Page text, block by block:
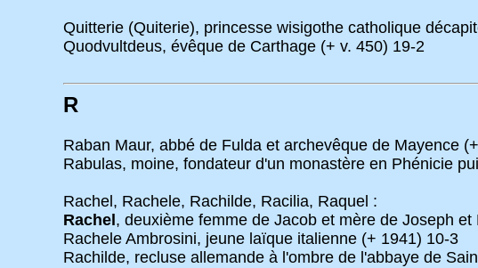
Quitterie (Quiterie), princesse wisigothe catholique
Quodvultdeus, évêque de Carthage (+ v. 450) 19-2
R
Raban Maur, abbé de Fulda et archevêque de Mayence
Rabulas, moine, fondateur d'un monastère en Phénicie
Rachel, Rachele, Rachilde, Racilia, Raquel :
Rachel , deuxième femme de Jacob et mère de Joseph
Rachele Ambrosini, jeune laïque italienne (+ 1941) 10-3
Rachilde, recluse allemande à l'ombre de l'abbaye de